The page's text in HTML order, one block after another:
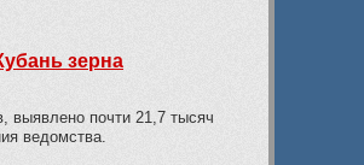
зерна
выявлено почти 21,7 тысяч
ведомства.